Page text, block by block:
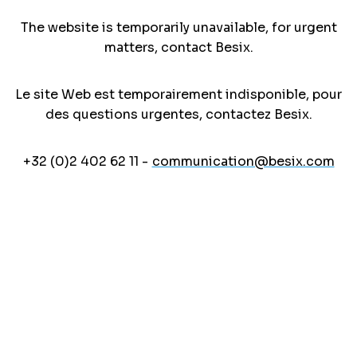
The website is temporarily unavailable, for urgent
matters, contact Besix.
Le site Web est temporairement indisponible, pour
des questions urgentes, contactez Besix.
+32 (0)2 402 62 11 - communication@besix.com